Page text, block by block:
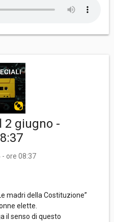
2 giugno -
ore 08:37
madri della Costituzione”
elette.
il senso di questo